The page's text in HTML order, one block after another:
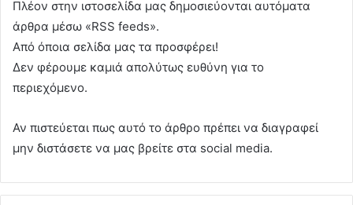
Πλέον στην ιστοσελίδα μας δημοσιεύονται αυτόματα
άρθρα μέσω «RSS feeds».
Από όποια σελίδα μας τα προσφέρει!
Δεν φέρουμε καμιά απολύτως ευθύνη για το
περιεχόμενο.
Αν πιστεύεται πως αυτό το άρθρο πρέπει να διαγραφεί
μην διστάσετε να μας βρείτε στα social media.